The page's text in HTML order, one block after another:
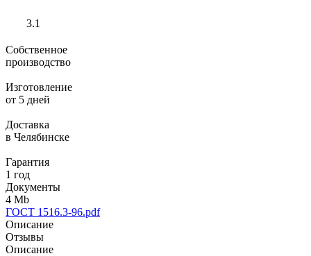
3.1
Собственное
производство
Изготовление
от 5 дней
Доставка
в Челябинске
Гарантия
1 год
Документы
4 Mb
ГОСТ 1516.3-96.pdf
Описание
Отзывы
Описание